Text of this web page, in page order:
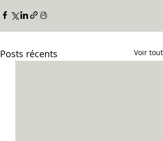
Posts récents Voir tout